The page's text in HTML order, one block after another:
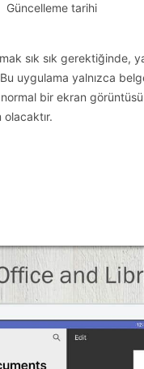
Güncelleme tarihi
sık sık gerektiğinde,
uygulama yalnızca
bir ekran